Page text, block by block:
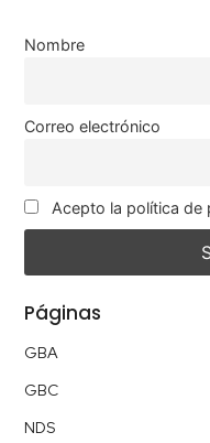
Nombre
Correo electrónico
Acepto la política de
Páginas
GBA
GBC
NDS